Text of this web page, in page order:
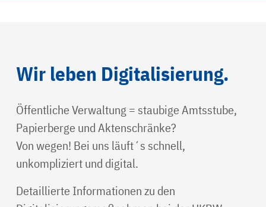
Wir leben Digitalisierung.
Öffentliche Verwaltung = staubige Amtsstube,
Papierberge und Aktenschränke?
Von wegen! Bei uns läuft´s schnell,
unkompliziert und digital.
Detaillierte Informationen zu den